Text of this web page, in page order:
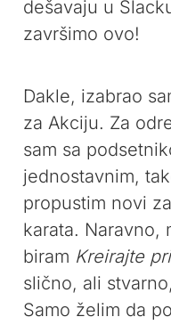
dešavaju u
završimo ovo!
Dakle, izabrao
za Akciju. Za
sam sa
jednostavnim,
propustim novi
karata. Naravno,
biram Kreirajte
slično, ali
Samo želim da